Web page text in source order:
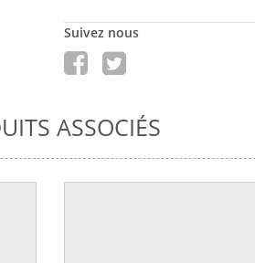
Suivez nous
ASSOCIÉS